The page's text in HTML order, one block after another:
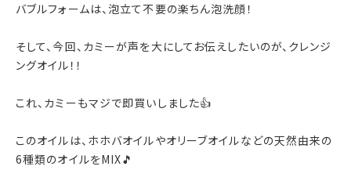
バブルフォームは、泡立て不要の楽ちん泡洗顔！
そして、今回、カミーが声を大にしてお伝えしたいのが、クレンジ
ングオイル！！
これ、カミーもマジで即買いしました👍
このオイルは、ホホバオイルやオリーブオイルなどの天然由来の
6種類のオイルをMIX🎵